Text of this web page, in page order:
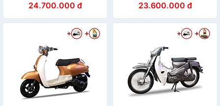
24.700.000 đ 23.600.000 đ